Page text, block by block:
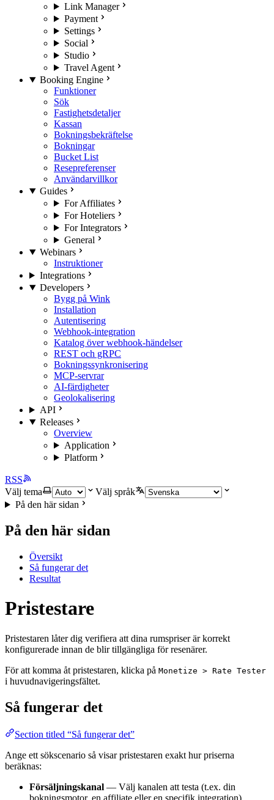
Link Manager
Payment
Settings
Social
Studio
Travel Agent
Booking Engine
Funktioner
Sök
Fastighetsdetaljer
Kassan
Bokningsbekräftelse
Bokningar
Bucket List
Resepreferenser
Användarvillkor
Guides
For Affiliates
For Hoteliers
For Integrators
General
Webinars
Instruktioner
Integrations
Developers
Bygg på Wink
Installation
Autentisering
Webhook-integration
Katalog över webhook-händelser
REST och gRPC
Bokningssynkronisering
MCP-servrar
AI-färdigheter
Geolokalisering
API
Releases
Overview
Application
Platform
RSS
Välj tema
Välj språk
På den här sidan
På den här sidan
Översikt
Så fungerar det
Resultat
Pristestare
Pristestaren låter dig verifiera att dina rumspriser är korrekt
konfigurerade innan de blir tillgängliga för resenärer.
För att komma åt pristestaren, klicka på Monetize > Rate Tester
i huvudnavigeringsfältet.
Så fungerar det
Section titled “Så fungerar det”
Ange ett sökscenario så visar pristestaren exakt hur priserna
beräknas:
Försäljningskanal — Välj kanalen att testa (t.ex. din
bokningsmotor, en affiliate eller en specifik integration).